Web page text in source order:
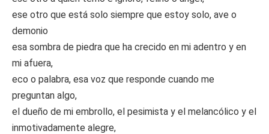
ese otro que está solo siempre que estoy solo, ave o
demonio
esa sombra de piedra que ha crecido en mi adentro y en
mi afuera,
eco o palabra, esa voz que responde cuando me
preguntan algo,
el dueño de mi embrollo, el pesimista y el melancólico y el
inmotivadamente alegre,